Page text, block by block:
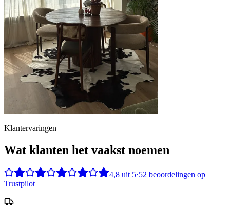
Klantervaringen
Wat klanten het vaakst noemen
4,8 uit5·52 beoordelingen op
Trustpilot